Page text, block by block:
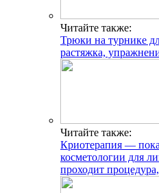
Читайте также:
Трюки на турнике
растяжка,
Читайте также:
Криотерапия —
косметологии для
проходит